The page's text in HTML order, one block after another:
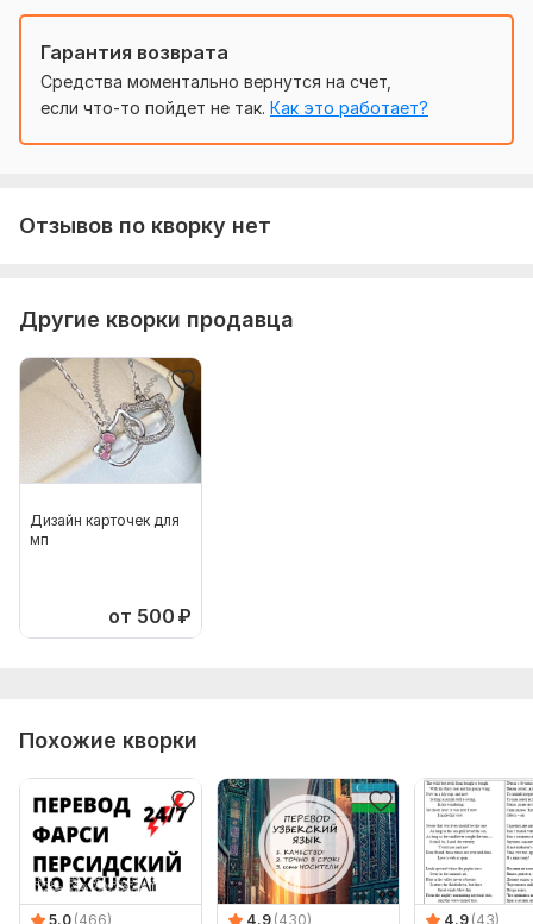
результат скидываете остальную сумму
Большие работы- полная оплата перед тем как я скину
работу!
с Английского на Русский
Гарантия возврата
Средства моментально вернутся на счет,
если что-то пойдет не так. Как это работает?
Отзывов по кворку нет
Другие кворки продавца
Дизайн карточек для
мп
от 500 ₽
Похожие кворки
5.0 (466) 4.9 (430) 4.9 (43)